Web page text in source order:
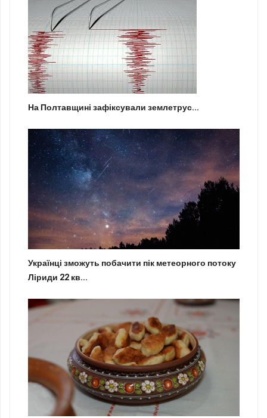
На Полтавщині зафіксували землетрус...
Українці зможуть побачити пік метеорного потоку
Ліриди 22 кв...